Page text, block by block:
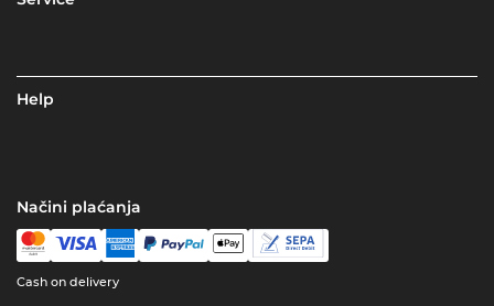
Help
Načini plaćanja
Cash on delivery